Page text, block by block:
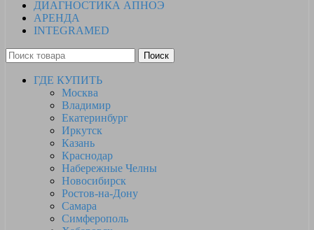
ДИАГНОСТИКА АПНОЭ
АРЕНДА
INTEGRAMED
Поиск
ГДЕ КУПИТЬ
Москва
Владимир
Екатеринбург
Иркутск
Казань
Краснодар
Набережные Челны
Новосибирск
Ростов-на-Дону
Самара
Симферополь